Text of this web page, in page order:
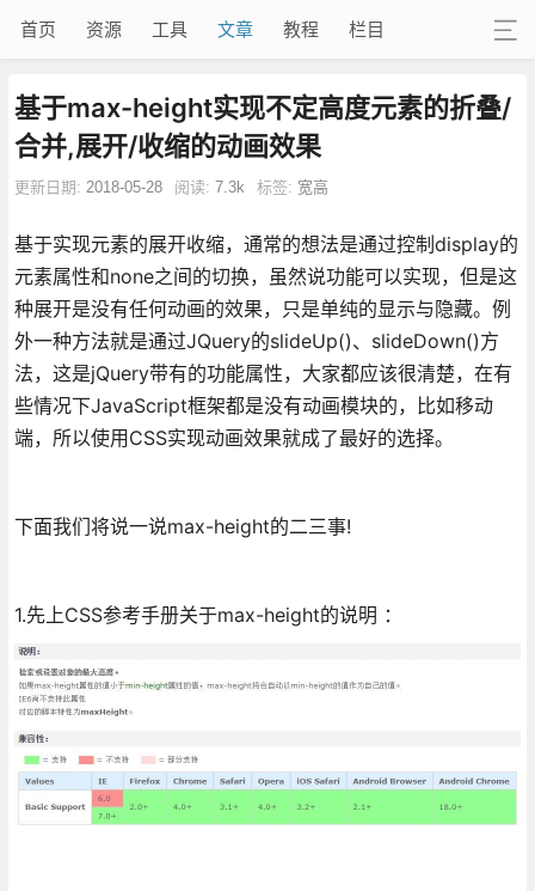
首页 资源 工具 文章 教程 栏目
基于max-height实现不定高度元素的折叠/
合并,展开/收缩的动画效果
更新日期: 2018-05-28 阅读: 7.3k 标签: 宽高
基于实现元素的展开收缩，通常的想法是通过控制display的
元素属性和none之间的切换，虽然说功能可以实现，但是这
种展开是没有任何动画的效果，只是单纯的显示与隐藏。例
外一种方法就是通过JQuery的slideUp()、slideDown()方
法，这是jQuery带有的功能属性，大家都应该很清楚，在有
些情况下JavaScript框架都是没有动画模块的，比如移动
端，所以使用CSS实现动画效果就成了最好的选择。
下面我们将说一说max-height的二三事!
1.先上CSS参考手册关于max-height的说明 ：